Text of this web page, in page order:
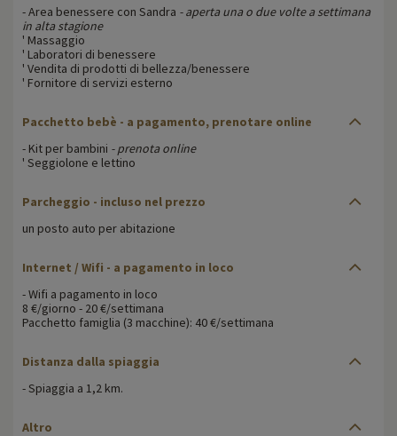
- Area benessere con Sandra - aperta una o due volte a settimana
in alta stagione
' Massaggio
' Laboratori di benessere
' Vendita di prodotti di bellezza/benessere
' Fornitore di servizi esterno
Pacchetto bebè - a pagamento, prenotare online
- Kit per bambini - prenota online
' Seggiolone e lettino
Parcheggio - incluso nel prezzo
un posto auto per abitazione
Internet / Wifi - a pagamento in loco
- Wifi a pagamento in loco
8 €/giorno - 20 €/settimana
Pacchetto famiglia (3 macchine): 40 €/settimana
Distanza dalla spiaggia
- Spiaggia a 1,2 km.
Altro